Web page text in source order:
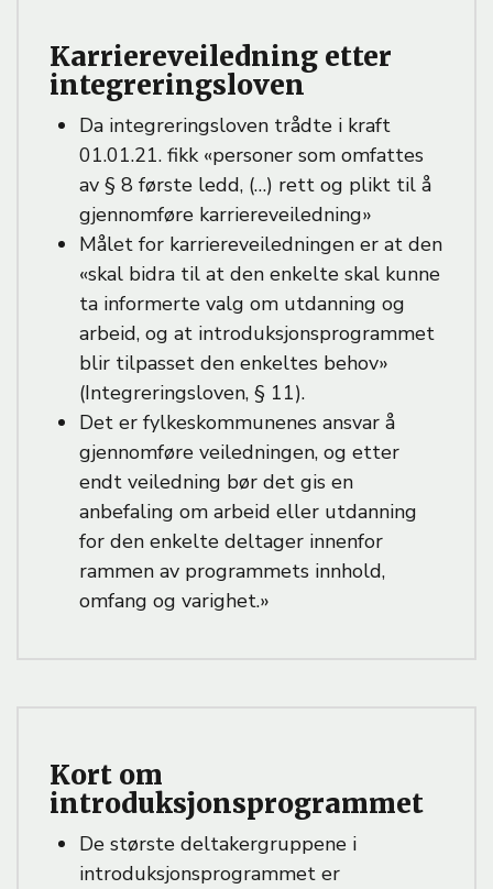
Karriereveiledning etter
integreringsloven
Da integreringsloven trådte i kraft
01.01.21. fikk «personer som omfattes
av § 8 første ledd, (…) rett og plikt til å
gjennomføre karriereveiledning»
Målet for karriereveiledningen er at den
«skal bidra til at den enkelte skal kunne
ta informerte valg om utdanning og
arbeid, og at introduksjonsprogrammet
blir tilpasset den enkeltes behov»
(Integreringsloven, § 11).
Det er fylkeskommunenes ansvar å
gjennomføre veiledningen, og etter
endt veiledning bør det gis en
anbefaling om arbeid eller utdanning
for den enkelte deltager innenfor
rammen av programmets innhold,
omfang og varighet.»
Kort om
introduksjonsprogrammet
De største deltakergruppene i
introduksjonsprogrammet er